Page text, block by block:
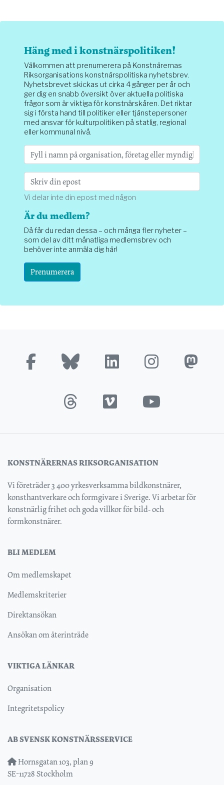
Häng med i konstnärspolitiken!
Välkommen att prenumerera på Konstnärernas
Riksorganisations konstnärspolitiska nyhetsbrev.
Nyhetsbrevet skickas ut cirka 4 gånger per år och
ger dig en snabb översikt över aktuella politiska
frågor som är viktiga för konstnärskåren. Det riktar
sig i första hand till politiker eller tjänstepersoner
med ansvar för kulturpolitiken på statlig, regional
eller kommunal nivå.
Vi delar inte din epost med någon
Är du medlem?
Då får du redan dessa – och många fler nyheter –
som del av ditt månatliga medlemsbrev och
behöver inte anmäla dig här!
Prenumerera
KONSTNÄRERNAS RIKSORGANISATION
Vi företräder 3 400 yrkesverksamma bildkonstnärer,
konsthantverkare och formgivare i Sverige. Vi arbetar för
konstnärlig frihet och goda villkor för bild- och
formkonstnärer.
BLI MEDLEM
Om medlemskapet
Medlemskriterier
Direktansökan
Ansökan om återinträde
VIKTIGA LÄNKAR
Organisation
Integritetspolicy
AB SVENSK KONSTNÄRSSERVICE
Hornsgatan 103, plan 9
SE-11728 Stockholm